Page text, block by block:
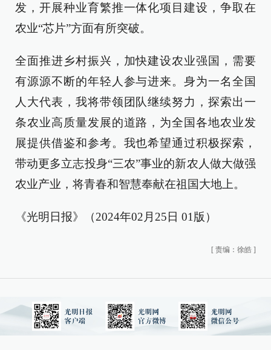
发，开展种业育繁推一体化项目建设，争取在
农业“芯片”方面有所突破。
全面推进乡村振兴，加快建设农业强国，需要
有源源不断的年轻人参与进来。身为一名全国
人大代表，我将带领团队继续努力，探索出一
条农业高质量发展的道路，为全国各地农业发
展提供借鉴和参考。我也希望通过积极探索，
带动更多立志投身“三农”事业的新农人做大做强
农业产业，将青春和智慧奉献在祖国大地上。
《光明日报》（2024年02月25日 01版）
[ 责编：徐皓 ]